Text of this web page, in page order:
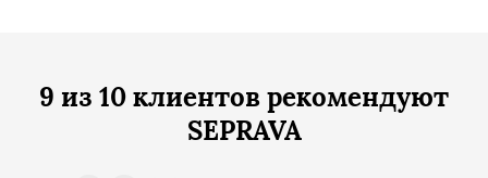
9 из 10 клиентов рекомендуют
SEPRAVA